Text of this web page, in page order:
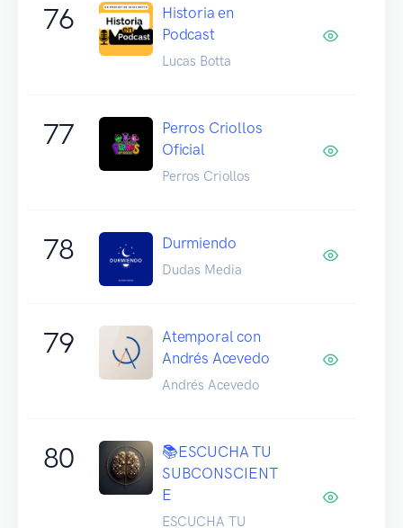
76
Historia en
Podcast
Lucas Botta
77
Perros Criollos
Oficial
Perros Criollos
78 Durmiendo
Dudas Media
79
Atemporal con
Andrés Acevedo
Andrés Acevedo
80
📚ESCUCHA TU
SUBCONSCIENT
E
ESCUCHA TU